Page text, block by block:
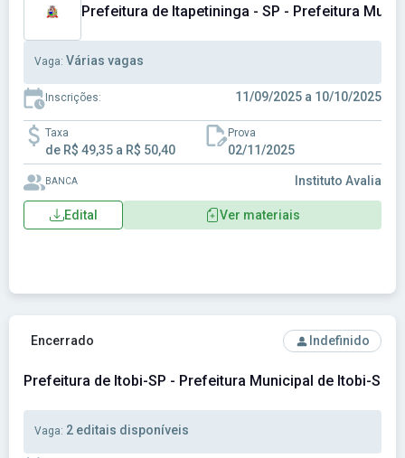
Prefeitura de Itapetininga - SP - Prefeitura
Vaga: Várias vagas
Inscrições: 11/09/2025 a 10/10/2025
Taxa
de R$ 49,35 a R$ 50,40
Prova
02/11/2025
BANCA Instituto Avalia
Edital Ver materiais
Ver concurso: Prefeitura de Itobi-SP - Prefeitura Municipal
Encerrado Indefinido
Prefeitura de Itobi-SP - Prefeitura Municipal de Itobi-SP
Vaga: 2 editais disponíveis